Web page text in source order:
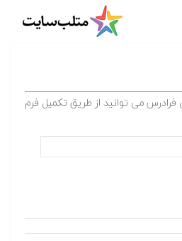
فرادرس می توانید از طریق تکمیل فرم